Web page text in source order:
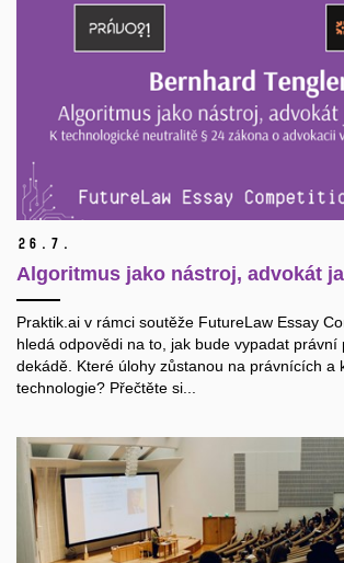
26. 7.
Algoritmus jako nástroj, advokát
Praktik.ai v rámci soutěže FutureLaw Essay
hledá odpovědi na to, jak bude vypadat
dekádě. Které úlohy zůstanou na právnících a
technologie? Přečtěte si...